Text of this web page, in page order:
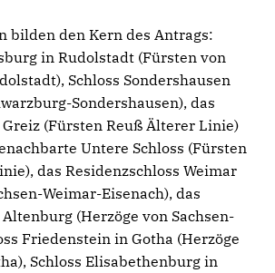
bilden den Kern des Antrags:
in Rudolstadt (Fürsten von
Schloss Sondershausen
Sondershausen), das
Greiz (Fürsten Reuß Älterer Linie)
Untere Schloss (Fürsten
das Residenzschloss Weimar
Weimar-Eisenach), das
(Herzöge von Sachsen-
Friedenstein in Gotha (Herzöge
Schloss Elisabethenburg in